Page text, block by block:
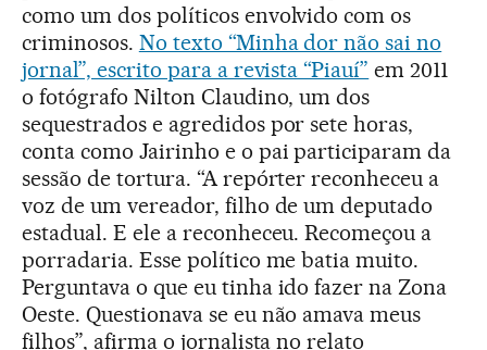
como um dos políticos envolvido com os
criminosos. No texto “Minha dor não sai no
jornal”, escrito para a revista “Piauí” em 2011
o fotógrafo Nilton Claudino, um dos
sequestrados e agredidos por sete horas,
conta como Jairinho e o pai participaram da
sessão de tortura. “A repórter reconheceu a
voz de um vereador, filho de um deputado
estadual. E ele a reconheceu. Recomeçou a
porradaria. Esse político me batia muito.
Perguntava o que eu tinha ido fazer na Zona
Oeste. Questionava se eu não amava meus
filhos”, afirma o jornalista no relato